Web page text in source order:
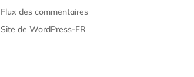
Flux des commentaires
Site de WordPress-FR